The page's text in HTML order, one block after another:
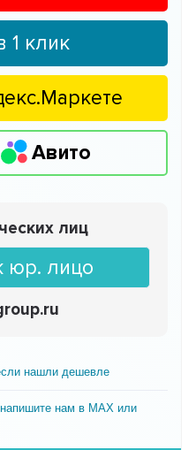
1 клик
Авито
лиц
юр. лицо
нашли дешевле
нам в MAX или